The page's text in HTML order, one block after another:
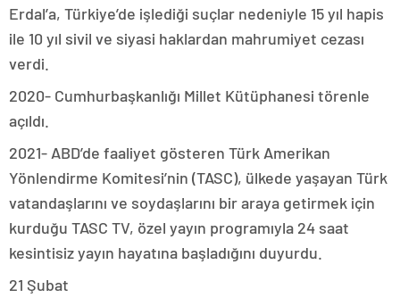
Erdal’a, Türkiye’de işlediği suçlar nedeniyle 15 yıl hapis
ile 10 yıl sivil ve siyasi haklardan mahrumiyet cezası
verdi.
2020- Cumhurbaşkanlığı Millet Kütüphanesi törenle
açıldı.
2021- ABD’de faaliyet gösteren Türk Amerikan
Yönlendirme Komitesi’nin (TASC), ülkede yaşayan Türk
vatandaşlarını ve soydaşlarını bir araya getirmek için
kurduğu TASC TV, özel yayın programıyla 24 saat
kesintisiz yayın hayatına başladığını duyurdu.
21 Şubat